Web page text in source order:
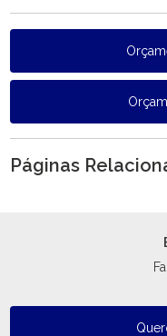
Páginas